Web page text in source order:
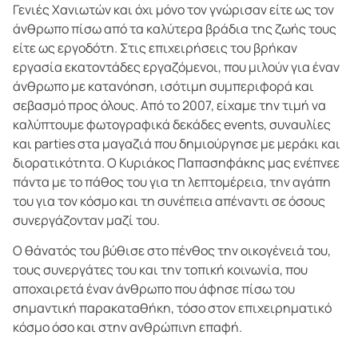
Γενιές Χανιωτών και όχι μόνο τον γνώρισαν είτε ως τον
άνθρωπο πίσω από τα καλύτερα βράδια της ζωής τους
είτε ως εργοδότη. Στις επιχειρήσεις του βρήκαν
εργασία εκατοντάδες εργαζόμενοι, που μιλούν για έναν
άνθρωπο με κατανόηση, ισότιμη συμπεριφορά και
σεβασμό προς όλους. Από το 2007, είχαμε την τιμή να
καλύπτουμε φωτογραφικά δεκάδες events, συναυλίες
και parties στα μαγαζιά που δημιούργησε με μεράκι και
διορατικότητα. Ο Κυριάκος Παπασηφάκης μας ενέπνεε
πάντα με το πάθος του για τη λεπτομέρεια, την αγάπη
του για τον κόσμο και τη συνέπεια απέναντι σε όσους
συνεργάζονταν μαζί του.
Ο θάνατός του βύθισε στο πένθος την οικογένειά του,
τους συνεργάτες του και την τοπική κοινωνία, που
αποχαιρετά έναν άνθρωπο που άφησε πίσω του
σημαντική παρακαταθήκη, τόσο στον επιχειρηματικό
κόσμο όσο και στην ανθρώπινη επαφή.